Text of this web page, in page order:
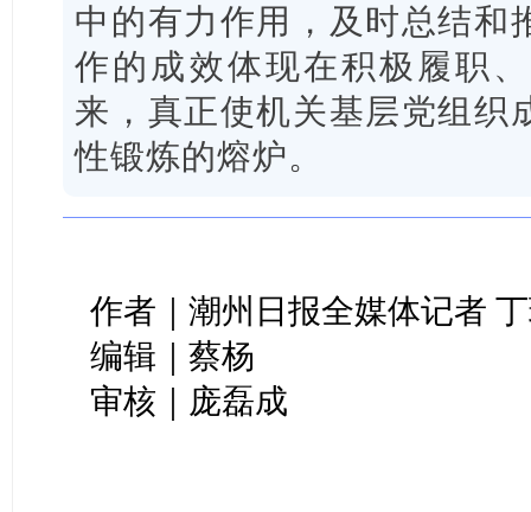
中的有力作用，及时总结和
作的成效体现在积极履职
来，真正使机关基层党组织
性锻炼的熔炉。
作者｜潮州日报全媒体记者
编辑｜蔡杨
审核｜庞磊成